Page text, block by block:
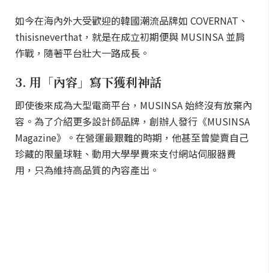
如今在海內外大受歡迎的韓國潮流品牌如 COVERNAT、
thisisneverthat，就是在成立初期便與 MUSINSA 並肩
作戰，隨著平台壯大一路成長。
3. 用「內容」寫下獲利神話
即使後來成為大型電商平台，MUSINSA 始終沒有放棄內
容。為了介紹更多設計師品牌，創辦人發行《MUSINSA
Magazine》。在營運最艱難的時期，他甚至曾變賣自己
珍藏的限量球鞋、動用大學學費來支付網站伺服器費
用，只為維持高品質的內容產出。